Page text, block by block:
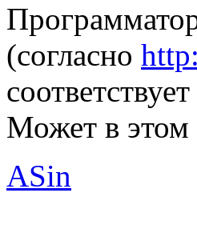
(согласно
Может в этом
ASin